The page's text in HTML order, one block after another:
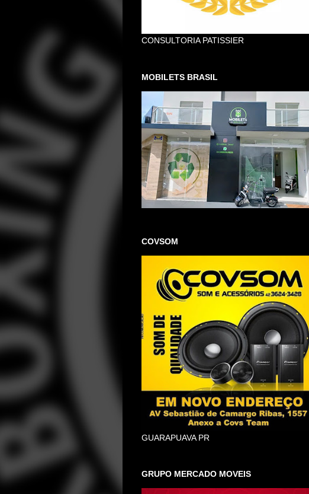
CONSULTORIA PATISSIER
MOBILETS BRASIL
COVSOM
GUARAPUAVA PR
GRUPO MERCADO MOVEIS